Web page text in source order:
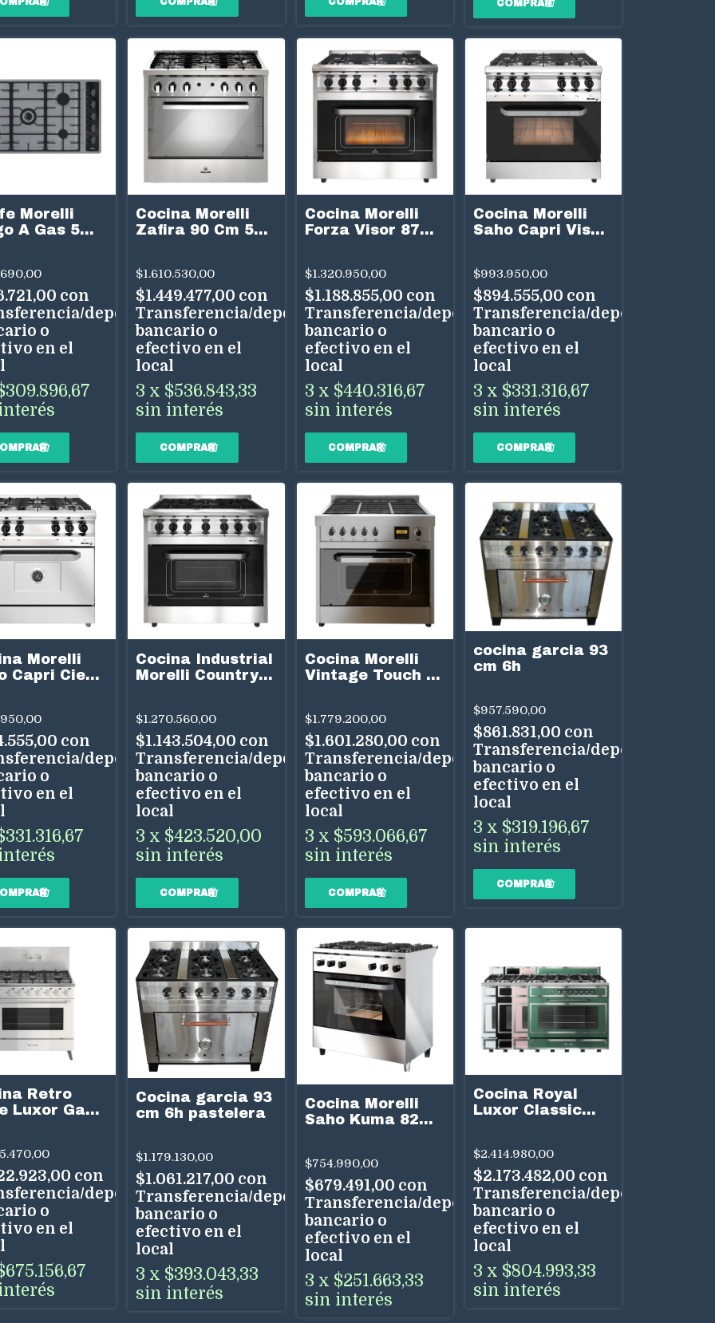
Morelli
A Gas 5
con
depósito
o
en el
Cocina Morelli
Zafira 90 Cm 5
Inox
$1.610.530,00
$1.449.477,00 con
Transferencia/depósito
bancario o
efectivo en el
local
3 x $536.843,33
sin interés
Cocina Morelli
Forza Visor 87
Inox
$1.320.950,00
$1.188.855,00 con
Transferencia/depósito
bancario o
efectivo en el
local
3 x $440.316,67
sin interés
Cocina Morelli
Saho Capri Visor
Multigas Acero
Inox
$993.950,00
$894.555,00 con
Transferencia/depósito
bancario o
efectivo en el
local
3 x $331.316,67
sin interés
Morelli
Capri Ciega
Acero
con
depósito
o
en el
Cocina Industrial
Morelli Country
Acero Inox
$1.270.560,00
$1.143.504,00 con
Transferencia/depósito
bancario o
efectivo en el
local
3 x $423.520,00
sin interés
Cocina Morelli
Vintage Touch 90
Inox
$1.779.200,00
$1.601.280,00 con
Transferencia/depósito
bancario o
efectivo en el
local
3 x $593.066,67
sin interés
cocina garcia 93
cm 6h
$957.590,00
$861.831,00 con
Transferencia/depósito
bancario o
efectivo en el
local
3 x $319.196,67
sin interés
Retro
Luxor Gas
con
depósito
o
en el
Cocina garcia 93
cm 6h pastelera
$1.179.130,00
$1.061.217,00 con
Transferencia/depósito
bancario o
efectivo en el
local
3 x $393.043,33
sin interés
Cocina Morelli
Saho Kuma 82
Multigas
$754.990,00
$679.491,00 con
Transferencia/depósito
bancario o
efectivo en el
local
3 x $251.663,33
sin interés
Cocina Royal
Luxor Classic
$2.414.980,00
$2.173.482,00 con
Transferencia/depósito
bancario o
efectivo en el
local
3 x $804.993,33
sin interés